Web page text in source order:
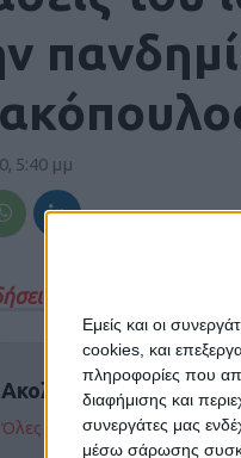
Εμείς και οι
cookies, και
πληροφορίες που
διαφήμισης και
συνεργάτες μας
μέσω σάρωσης
5:40 μμ
Σήμερα
Ακολούθησε την
Όλες οι εξελίξεις στην